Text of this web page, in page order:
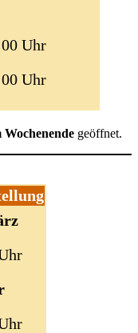
Uhr
Uhr
geöffnet.